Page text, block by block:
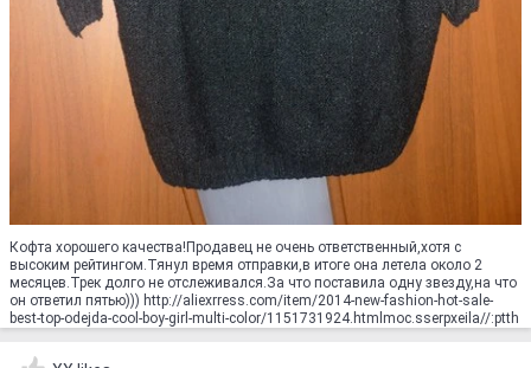
Кофта хорошего качества!Продавец не очень ответственный,хотя с
высоким рейтингом.Тянул время отправки,в итоге она летела около 2
месяцев.Трек долго не отслеживался.За что поставила одну звезду,на что
он ответил пятью))) http://aliexrress.com/item/2014-new-fashion-hot-sale-
best-top-odejda-cool-boy-girl-multi-color/1151731924.html‮http://aliexpress.com